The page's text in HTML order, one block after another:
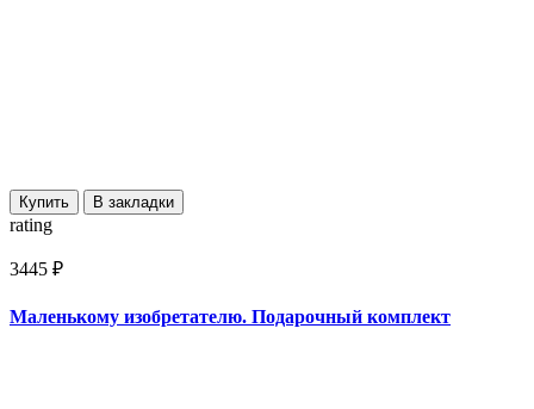
Купить В закладки
rating
3445 ₽
Маленькому изобретателю. Подарочный комплект